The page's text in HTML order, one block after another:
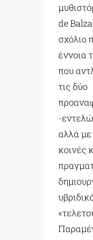
de
σχόλιο
έννοια
που
τις δύο
-
αλλά
κοινές